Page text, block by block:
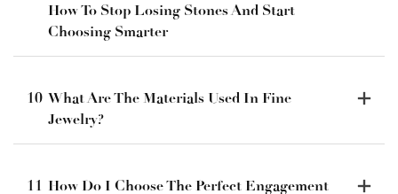
How To Stop Losing Stones And Start
Choosing Smarter
10 What Are The Materials Used In Fine
Jewelry?
11 How Do I Choose The Perfect Engagement